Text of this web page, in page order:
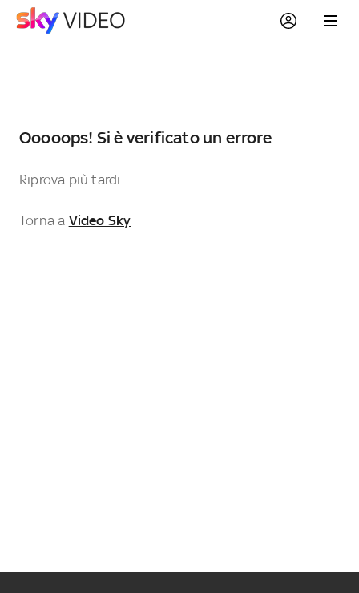
Ooooops! Si è verificato un errore
Riprova più tardi
Torna a Video Sky